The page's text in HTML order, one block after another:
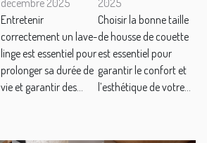
durée de vie
de votre
lave-linge
décembre 2025
Entretenir
correctement un lave-
linge est essentiel pour
prolonger sa durée de
vie et garantir des...
de housse de
couette pour
votre lit ?
2025
Choisir la bonne taille
de housse de couette
est essentiel pour
garantir le confort et
l’esthétique de votre...